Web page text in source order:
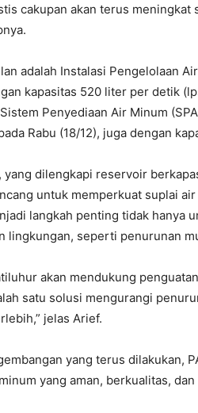
cakupan akan terus
adalah Instalasi Pengelolaan
kapasitas 520 liter per detik
Penyediaan Air Minum
Rabu (18/12), juga dengan
yang dilengkapi reservoir
untuk memperkuat suplai
langkah penting tidak hanya
lingkungan, seperti penurunan
akan mendukung
satu solusi mengurangi
jelas Arief.
yang terus dilakukan,
yang aman, berkualitas,